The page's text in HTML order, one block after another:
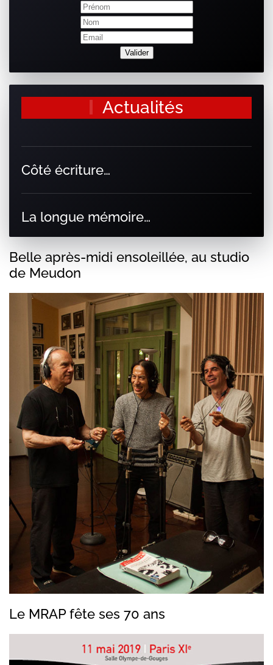
Actualités
Côté écriture…
La longue mémoire…
Belle après-midi ensoleillée, au studio
de Meudon
Le MRAP fête ses 70 ans